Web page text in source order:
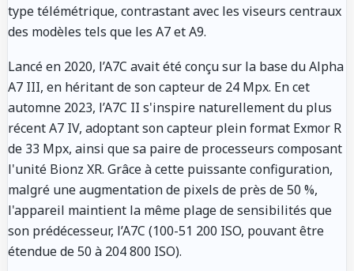
type télémétrique, contrastant avec les viseurs centraux
des modèles tels que les A7 et A9.
Lancé en 2020, l’A7C avait été conçu sur la base du Alpha
A7 III, en héritant de son capteur de 24 Mpx. En cet
automne 2023, l’A7C II s'inspire naturellement du plus
récent A7 IV, adoptant son capteur plein format Exmor R
de 33 Mpx, ainsi que sa paire de processeurs composant
l'unité Bionz XR. Grâce à cette puissante configuration,
malgré une augmentation de pixels de près de 50 %,
l'appareil maintient la même plage de sensibilités que
son prédécesseur, l’A7C (100-51 200 ISO, pouvant être
étendue de 50 à 204 800 ISO).